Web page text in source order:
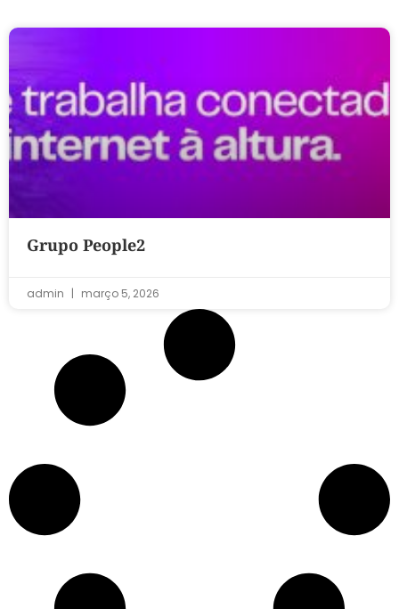
Grupo People2
admin março 5, 2026